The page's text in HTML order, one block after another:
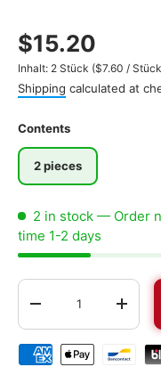
$15.20
Inhalt: 2 Stück Unit price
($7.60 / Stück
Shipping calculated at
Contents
2 pieces
2 in stock — Order
time 1-2 days
Qty
-
+
Shipping & payment